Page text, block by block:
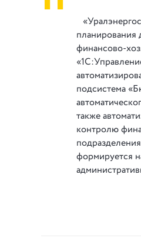
планирования
финансово-
подсистема
также
контролю
формируется